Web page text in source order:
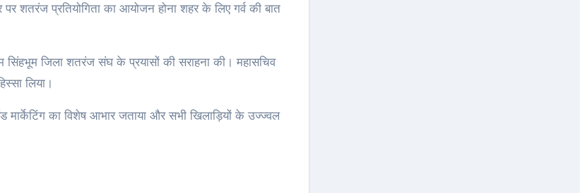
शतरंज प्रतियोगिता का आयोजन होना शहर के लिए गर्व की बात
जिला शतरंज संघ के प्रयासों की सराहना की। महासचिव
लिया।
का विशेष आभार जताया और सभी खिलाड़ियों के उज्ज्वल